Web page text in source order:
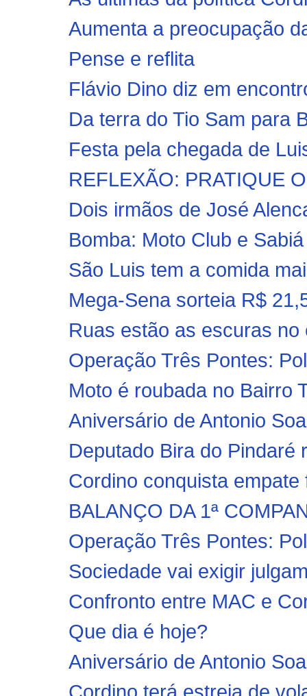
Aumenta a preocupação
Pense e reflita
Flávio Dino diz em
Da terra do Tio Sam para
Festa pela chegada de
REFLEXÃO: PRATIQUE
Dois irmãos de José
Bomba: Moto Club e
São Luis tem a comida
Mega-Sena sorteia R$
Ruas estão as escuras no
Operação Três Pontes:
Moto é roubada no Bairro
Aniversário de Antonio
Deputado Bira do Pindaré
Cordino conquista
BALANÇO DA 1ª
Operação Três Pontes:
Sociedade vai exigir
Confronto entre MAC e
Que dia é hoje?
Aniversário de Antonio